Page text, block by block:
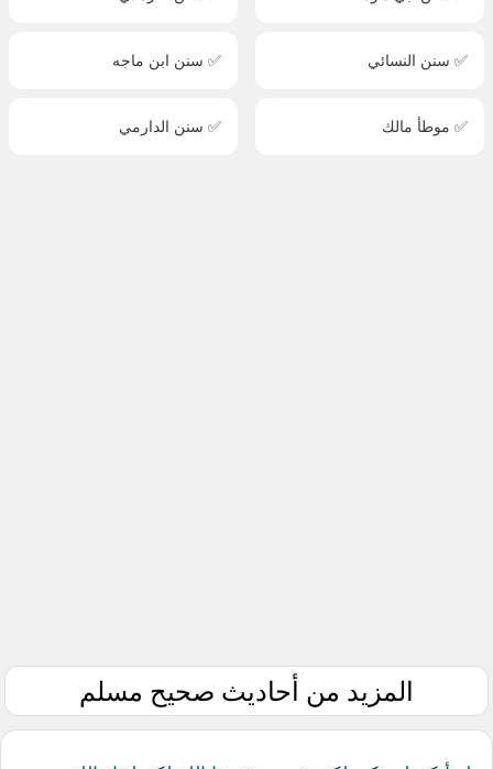
✅ سنن النسائي ✅ سنن ابن ماجه
✅ موطأ مالك ✅ سنن الدارمي
المزيد من أحاديث صحيح مسلم